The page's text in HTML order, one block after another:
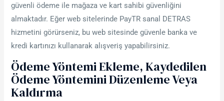
güvenli ödeme ile mağaza ve kart sahibi güvenliğini
almaktadır. Eğer web sitelerinde PayTR sanal DETRAS
hizmetini görürseniz, bu web sitesinde güvenle banka ve
kredi kartınızı kullanarak alışveriş yapabilirsiniz.
Ödeme Yöntemi Ekleme, Kaydedilen
Ödeme Yöntemini Düzenleme Veya
Kaldırma